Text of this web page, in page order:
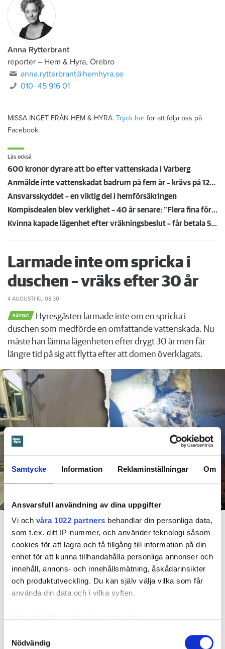
Samtycke Information Reklaminställningar Om
Ansvarsfull användning av dina uppgifter
Vi och våra 1022 partners behandlar din personliga data,
som t.ex. ditt IP-nummer, och använder teknologi såsom
cookies för att lagra och få tillgång till information på din
enhet för att kunna tillhandahålla personliga annonser och
innehåll, annons- och innehållsmätning, åskådarinsikter
och produktutveckling. Du kan själv välja vilka som får
använda din data och i vilka syften.
som kan ha en noggrannhet på upp till flera meter
Nödvändig
Anna Rytterbrant
reporter – Hem & Hyra, Örebro
anna.rytterbrant@hemhyra.se
010- 45 916 01
MISSA INGET FRÅN HEM & HYRA. Tryck här för att följa oss på
Facebook.
Läs också
600 kronor dyrare att bo efter vattenskada i Varberg
Anmälde inte vattenskadat badrum på fem år – krävs på 125 000 kronor
Ansvarsskyddet – en viktig del i hemförsäkringen
Kompisdealen blev verklighet – 40 år senare: "Flera fina fördelar med att dela bostad"
Kvinna kapade lägenhet efter vräkningsbeslut – får betala 50 000
Larmade inte om spricka i
duschen – vräks efter 30 år
4 AUGUSTI KL 08:30
BÅSTAD
Hyresgästen larmade inte om en spricka i
duschen som medförde en omfattande vattenskada. Nu
måste han lämna lägenheten efter drygt 30 år men får
längre tid på sig att flytta efter att domen överklagats.
Foto: Hyresnämnden
En inspektion visade att vatten under en längre tid läckt in genom sprickor i väggen (de
röda markeringarna) och orsakat rötskador i syllen.
Hyresgästen har bott i lägenheten i skånska Båstad sedan
1995 men måste nu flytta sedan hans kontrakt prövats både
i hyresnämnden och i hovrätten.
Det var när hyresvärdens hantverkare skulle byta ett